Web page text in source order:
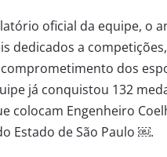
oficial da equipe, o
dedicados a
dos
já conquistou 132
colocam Engenheiro
Estado de São Paulo ￼.